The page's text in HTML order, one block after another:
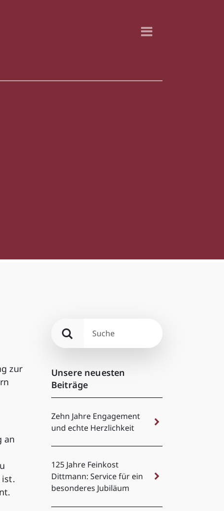
zur
an
ist.
Unsere neuesten
Beiträge
Zehn Jahre Engagement
und echte Herzlichkeit
125 Jahre Feinkost
Dittmann: Service für ein
besonderes Jubiläum